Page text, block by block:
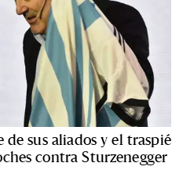
sus aliados y el traspié
contra Sturzenegger